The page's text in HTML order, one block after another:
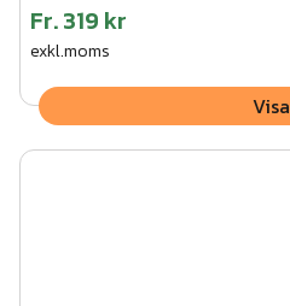
Fr.319 kr
exkl.moms
Visa